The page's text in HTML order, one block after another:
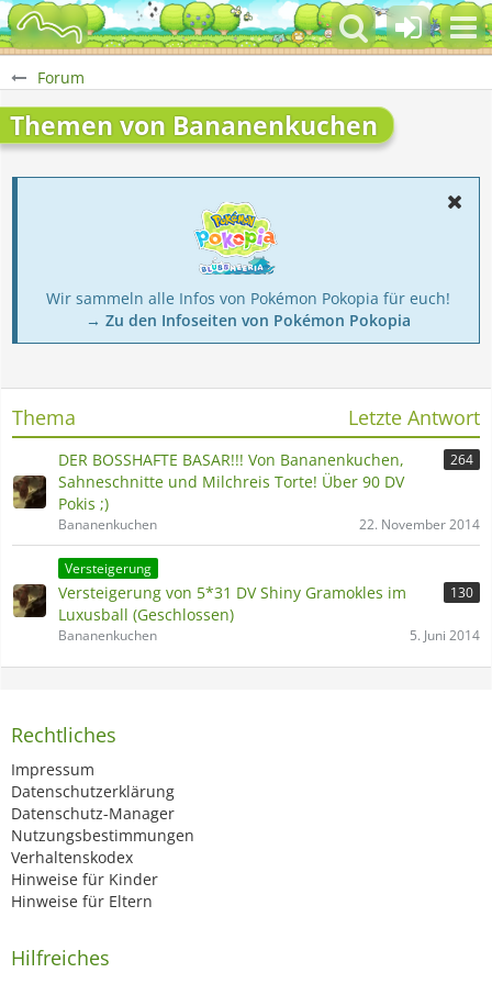
Forum
Themen von Bananenkuchen
Wir sammeln alle Infos von Pokémon Pokopia für euch!
→ Zu den Infoseiten von Pokémon Pokopia
Thema Letzte Antwort
DER BOSSHAFTE BASAR!!! Von Bananenkuchen,
Sahneschnitte und Milchreis Torte! Über 90 DV
Pokis ;)
264
Bananenkuchen 22. November 2014
Versteigerung
Versteigerung von 5*31 DV Shiny Gramokles im
Luxusball (Geschlossen)
130
Bananenkuchen 5. Juni 2014
Rechtliches
Impressum
Datenschutzerklärung
Datenschutz-Manager
Nutzungsbestimmungen
Verhaltenskodex
Hinweise für Kinder
Hinweise für Eltern
Hilfreiches